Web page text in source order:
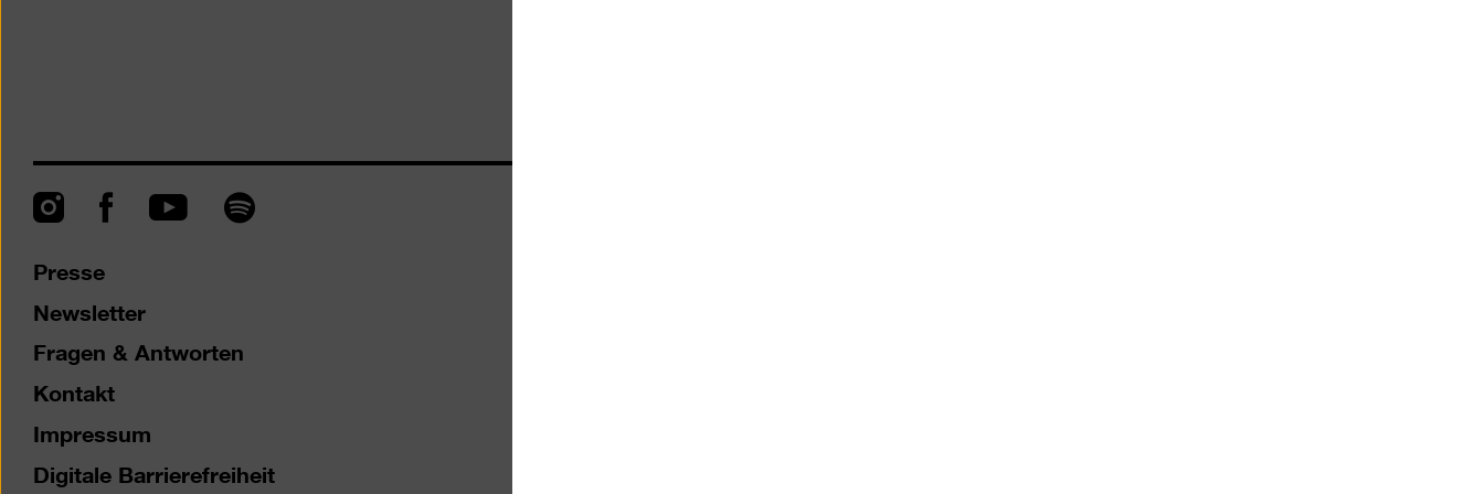
InstagramFacebookYouTubeSpotify
Presse
Newsletter
Fragen & Antworten
Kontakt
Impressum
Digitale Barrierefreiheit